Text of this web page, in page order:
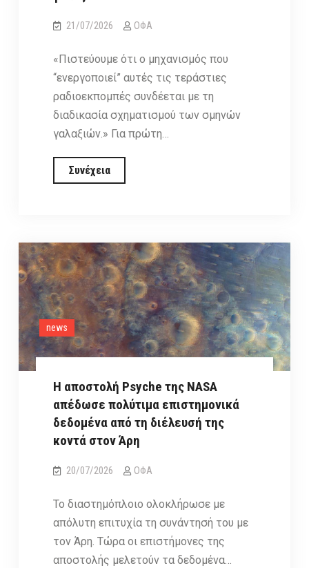
21/07/2026 ΟΦΑ
«Πιστεύουμε ότι ο μηχανισμός που
“ενεργοποιεί” αυτές τις τεράστιες
ραδιοεκπομπές συνδέεται με τη
διαδικασία σχηματισμού των σμηνών
γαλαξιών.» Για πρώτη…
ΣυνέχειαΓια
πρώτη
το
μαγνητικό
πεδίο
ενός
σμήνους
γαλαξιών
news
Η αποστολή Psyche της NASA
απέδωσε πολύτιμα επιστημονικά
δεδομένα από τη διέλευσή της
κοντά στον Άρη
20/07/2026 ΟΦΑ
Το διαστημόπλοιο ολοκλήρωσε με
απόλυτη επιτυχία τη συνάντησή του με
τον Άρη. Τώρα οι επιστήμονες της
αποστολής μελετούν τα δεδομένα…